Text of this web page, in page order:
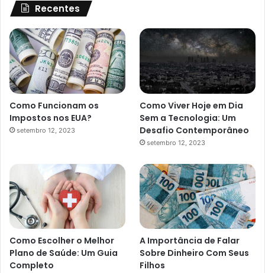
Recentes
Como Funcionam os
Impostos nos EUA?
setembro 12, 2023
Como Viver Hoje em Dia
Sem a Tecnologia: Um
Desafio Contemporâneo
setembro 12, 2023
Como Escolher o Melhor
Plano de Saúde: Um Guia
Completo
A Importância de Falar
Sobre Dinheiro Com Seus
Filhos